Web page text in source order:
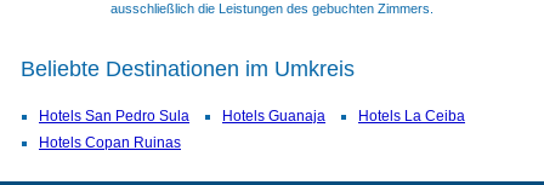
ausschließlich die Leistungen des gebuchten Zimmers.
Beliebte Destinationen im Umkreis
Hotels San Pedro Sula Hotels Guanaja
Hotels La Ceiba
Hotels Copan Ruinas